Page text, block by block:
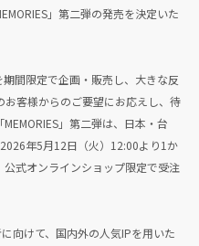
」第二弾の発売を決定いた
間限定で企画・販売し、大きな反
客様からのご要望にお応えし、待
」第二弾は、日本・台
年5月12日（火）12:00より1か
式オンラインショップ限定で受注
けて、国内外の人気IPを用いた